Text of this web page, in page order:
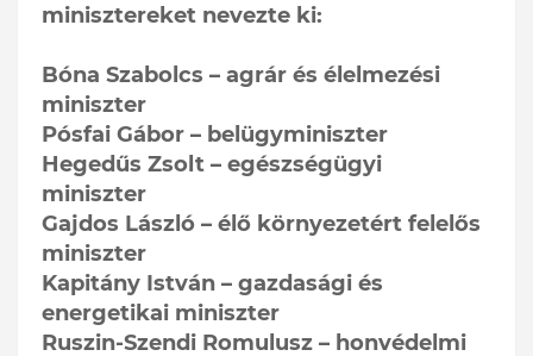
minisztereket nevezte ki:
Bóna Szabolcs – agrár és élelmezési
miniszter
Pósfai Gábor – belügyminiszter
Hegedűs Zsolt – egészségügyi
miniszter
Gajdos László – élő környezetért felelős
miniszter
Kapitány István – gazdasági és
energetikai miniszter
Ruszin-Szendi Romulusz – honvédelmi